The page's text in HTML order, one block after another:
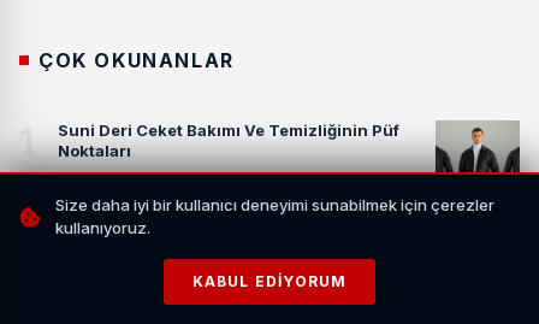
ÇOK OKUNANLAR
1
Suni Deri Ceket Bakımı Ve Temizliğinin Püf
Noktaları
Ablasyon Uygulamaları Üzerine Söyleşi
Size daha iyi bir kullanıcı deneyimi sunabilmek için çerezler
kullanıyoruz.
KABUL EDIYORUM